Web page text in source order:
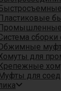
для
для